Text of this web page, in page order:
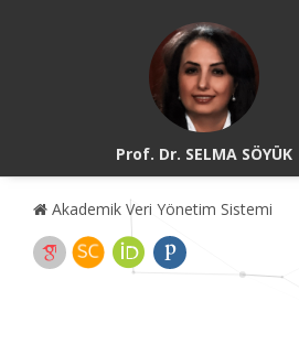
Prof. Dr. SELMA SÖYÜK
Akademik Veri Yönetim Sistemi